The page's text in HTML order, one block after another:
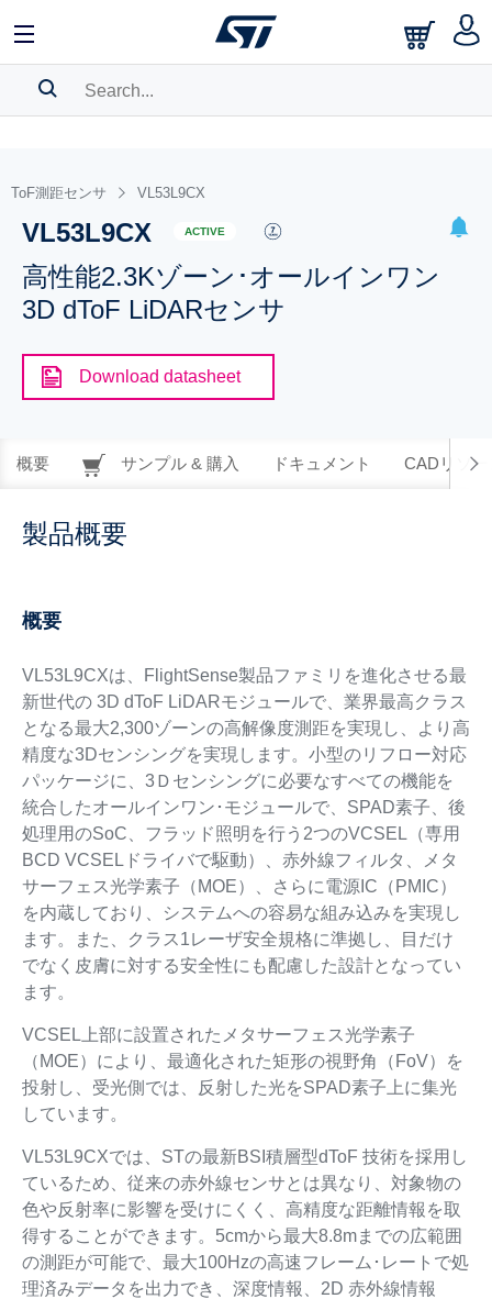
BOOKMARK
Pleaselog into show your saved searches.
ToF測距センサ VL53L9CX
VL53L9CX ACTIVE
高性能2.3Kゾーン･オールインワン
3D dToF LiDARセンサ
Download datasheet
概要 サンプル & 購入 ドキュメント CADリソー
製品概要
概要
VL53L9CXは、FlightSense製品ファミリを進化させる最
新世代の 3D dToF LiDARモジュールで、業界最高クラス
となる最大2,300ゾーンの高解像度測距を実現し、より高
精度な3Dセンシングを実現します。小型のリフロー対応
パッケージに、3Ｄセンシングに必要なすべての機能を
統合したオールインワン･モジュールで、SPAD素子、後
処理用のSoC、フラッド照明を行う2つのVCSEL（専用
BCD VCSELドライバで駆動）、赤外線フィルタ、メタ
サーフェス光学素子（MOE）、さらに電源IC（PMIC）
を内蔵しており、システムへの容易な組み込みを実現し
ます。また、クラス1レーザ安全規格に準拠し、目だけ
でなく皮膚に対する安全性にも配慮した設計となってい
ます。
VCSEL上部に設置されたメタサーフェス光学素子
（MOE）により、最適化された矩形の視野角（FoV）を
投射し、受光側では、反射した光をSPAD素子上に集光
しています。
VL53L9CXでは、STの最新BSI積層型dToF 技術を採用し
ているため、従来の赤外線センサとは異なり、対象物の
色や反射率に影響を受けにくく、高精度な距離情報を取
得することができます。5cmから最大8.8mまでの広範囲
の測距が可能で、最大100Hzの高速フレーム･レートで処
理済みデータを出力でき、深度情報、2D 赤外線情報